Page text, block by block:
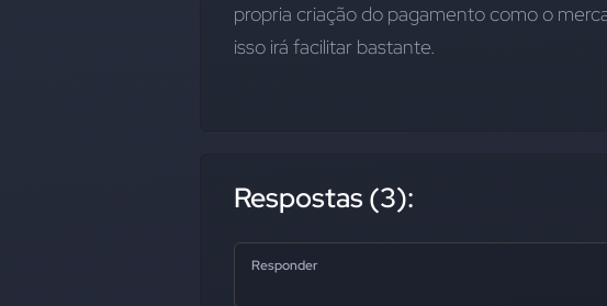
propria criação do pagamento como o
isso irá facilitar bastante.
Respostas (3):
Responder